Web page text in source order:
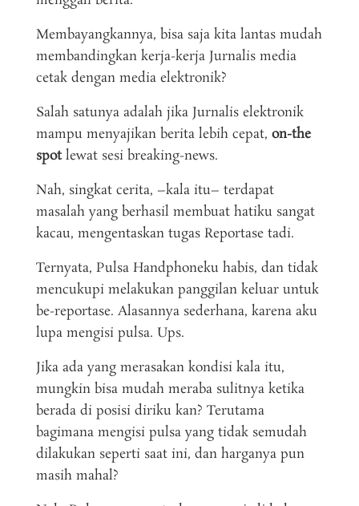
Membayangkannya, bisa saja kita lantas mudah
membandingkan kerja-kerja Jurnalis media
cetak dengan media elektronik?
Salah satunya adalah jika Jurnalis elektronik
mampu menyajikan berita lebih cepat, on-the
spotlewat sesi breaking-news.
Nah, singkat cerita, –kala itu– terdapat
masalah yang berhasil membuat hatiku sangat
kacau, mengentaskan tugas Reportase tadi.
Ternyata, Pulsa Handphoneku habis, dan tidak
mencukupi melakukan panggilan keluar untuk
be-reportase. Alasannya sederhana, karena aku
lupa mengisi pulsa. Ups.
Jika ada yang merasakan kondisi kala itu,
mungkin bisa mudah meraba sulitnya ketika
berada di posisi diriku kan? Terutama
bagimana mengisi pulsa yang tidak semudah
dilakukan seperti saat ini, dan harganya pun
masih mahal?